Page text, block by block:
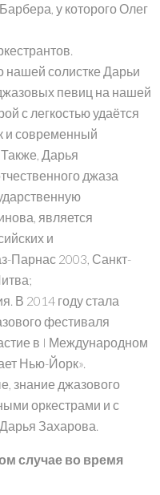
у которого Олег
нашей солистке Дарьи
певиц на нашей
с легкостью удаётся
и современный
Дарья
джаза
является
и
Парнас 2003, Санкт-
В 2014 году стала
фестиваля
в I Международном
Нью-Йорк».
знание джазового
оркестрами и с
Захарова.
случае во время